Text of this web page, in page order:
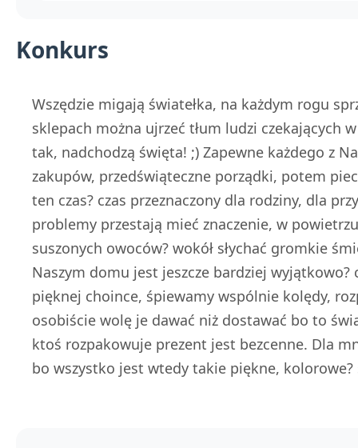
Konkurs
Wszędzie migają światełka, na każdym rogu
sklepach można ujrzeć tłum ludzi czekających
tak, nadchodzą święta! ;) Zapewne każdego z
zakupów, przedświąteczne porządki, potem
ten czas? czas przeznaczony dla rodziny, dla
problemy przestają mieć znaczenie, w
suszonych owoców? wokół słychać gromkie
Naszym domu jest jeszcze bardziej wyjątkowo?
pięknej choince, śpiewamy wspólnie kolędy,
osobiście wolę je dawać niż dostawać bo to
ktoś rozpakowuje prezent jest bezcenne. Dla
bo wszystko jest wtedy takie piękne,